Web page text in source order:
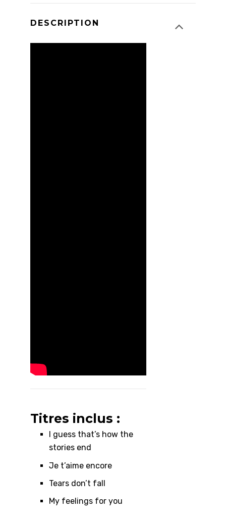
DESCRIPTION
Titres inclus :
I guess that’s how the
stories end
Je t’aime encore
Tears don’t fall
My feelings for you